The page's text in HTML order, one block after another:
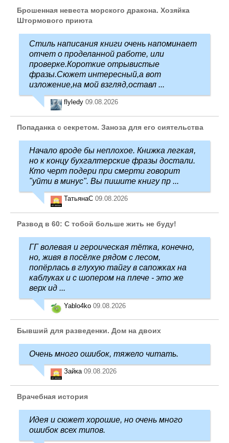
Брошенная невеста морского дракона. Хозяйка
Штормового приюта
Стиль написания книги очень напоминает
отчет о проделанной работе, или
проверке.Короткие отрывистые
фразы.Сюжет интересный,а вот
изложение,на мой взгляд,оставл ...
flyledy 09.08.2026
Попаданка с секретом. Заноза для его сиятельства
Начало вроде бы неплохое. Книжка легкая,
но к концу бухгалтерские фразы достали.
Кто черт подери при смерти говорит
"уйти в минус". Вы пишите книгу пр ...
ТатьянаC 09.08.2026
Развод в 60: С тобой больше жить не буду!
ГГ волевая и героическая тётка, конечно,
но, живя в посёлке рядом с лесом,
попёрлась в глухую тайгу в сапожках на
каблуках и с шопером на плече - это же
верх ид ...
Yablo4ko 09.08.2026
Бывший для разведенки. Дом на двоих
Очень много ошибок, тяжело читать.
Зайка 09.08.2026
Врачебная история
Идея и сюжет хорошие, но очень много
ошибок всех типов.